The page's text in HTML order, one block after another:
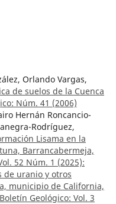
Orlando Vargas,
de suelos de la Cuenca
Núm. 41 (2006)
Hernán Roncancio-
Rodríguez,
Lisama en la
Barrancabermeja,
52 Núm. 1 (2025):
de uranio y otros
municipio de California,
Boletín Geológico: Vol. 3